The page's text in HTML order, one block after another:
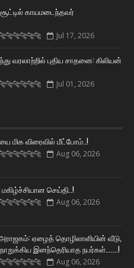
காயமடைந்தவர்
Jul 17, 2026
வரலாற்றில் புதிய சாதனை: கிலியன்
Jul 01, 2026
மிக விரைவில் மீட்போம்..!
Aug 06, 2026
செய்தி..!
Aug 06, 2026
அராஜகம்: ஏழைத் தொழிலாளியின் வீடு,
இனந்தெரியாத நபர்கள்.......!
Aug 06, 2026